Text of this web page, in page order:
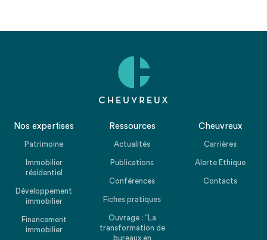
Nos expertises
Patrimoine
Immobilier
résidentiel
Développement
immobilier
Financement
immobilier
Ressources
Actualités
Publications
Conférences
Fiches pratiques
Ouvrage : “La
transformation de
bureaux en
Cheuvreux
Carrières
Alerte Ethique
Contacts